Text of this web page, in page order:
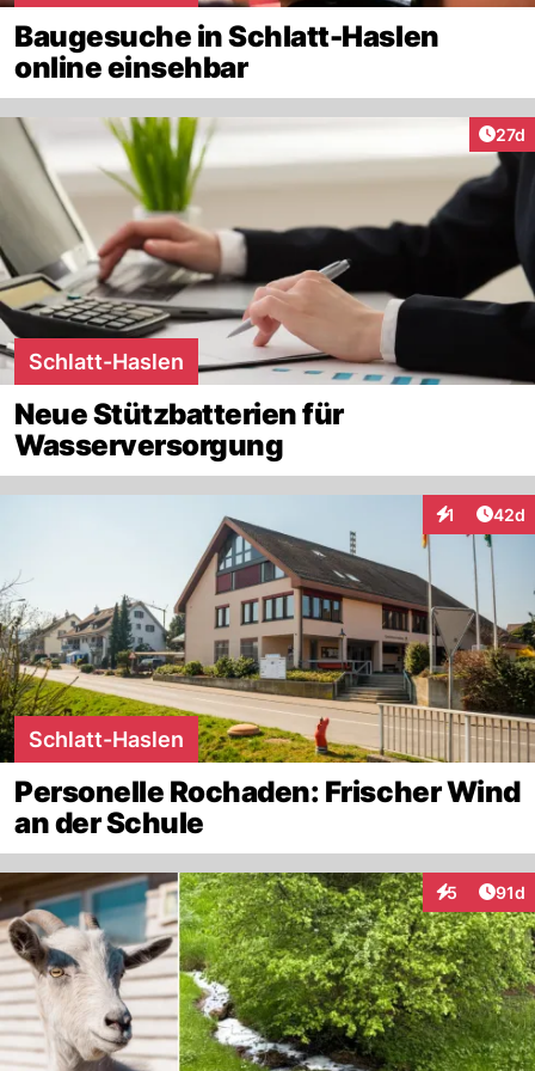
Baugesuche in Schlatt-Haslen
online einsehbar
27d
Schlatt-Haslen
Neue Stützbatterien für
Wasserversorgung
1
Interaktionen
42d
Schlatt-Haslen
Personelle Rochaden: Frischer Wind
an der Schule
5
Interaktionen
91d